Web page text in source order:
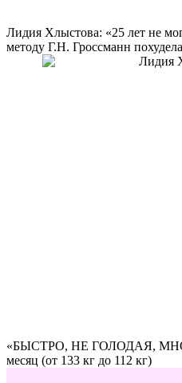
Лидия Хлыстова: «25 лет не
методу Г.Н. Гроссманн
«БЫСТРО, НЕ ГОЛОДАЯ,
месяц (от 133 кг до 112 кг)